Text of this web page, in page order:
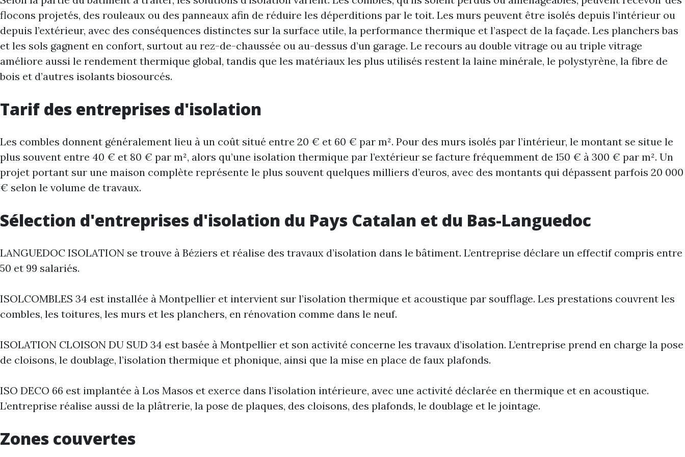
flocons projetés, des rouleaux ou des panneaux afin de réduire les déperditions par le toit. Les murs peuvent être isolés depuis l’intérieur ou
depuis l’extérieur, avec des conséquences distinctes sur la surface utile, la performance thermique et l’aspect de la façade. Les planchers bas
et les sols gagnent en confort, surtout au rez-de-chaussée ou au-dessus d’un garage. Le recours au double vitrage ou au triple vitrage
améliore aussi le rendement thermique global, tandis que les matériaux les plus utilisés restent la laine minérale, le polystyrène, la fibre de
bois et d’autres isolants biosourcés.
Tarif des entreprises d'isolation
Les combles donnent généralement lieu à un coût situé entre 20 € et 60 € par m². Pour des murs isolés par l’intérieur, le montant se situe le
plus souvent entre 40 € et 80 € par m², alors qu’une isolation thermique par l’extérieur se facture fréquemment de 150 € à 300 € par m². Un
projet portant sur une maison complète représente le plus souvent quelques milliers d’euros, avec des montants qui dépassent parfois 20 000
€ selon le volume de travaux.
Sélection d'entreprises d'isolation du Pays Catalan et du Bas-Languedoc
LANGUEDOC ISOLATION se trouve à Béziers et réalise des travaux d’isolation dans le bâtiment. L’entreprise déclare un effectif compris entre
50 et 99 salariés.
ISOLCOMBLES 34 est installée à Montpellier et intervient sur l’isolation thermique et acoustique par soufflage. Les prestations couvrent les
combles, les toitures, les murs et les planchers, en rénovation comme dans le neuf.
ISOLATION CLOISON DU SUD 34 est basée à Montpellier et son activité concerne les travaux d’isolation. L’entreprise prend en charge la pose
de cloisons, le doublage, l’isolation thermique et phonique, ainsi que la mise en place de faux plafonds.
ISO DECO 66 est implantée à Los Masos et exerce dans l’isolation intérieure, avec une activité déclarée en thermique et en acoustique.
L’entreprise réalise aussi de la plâtrerie, la pose de plaques, des cloisons, des plafonds, le doublage et le jointage.
Zones couvertes